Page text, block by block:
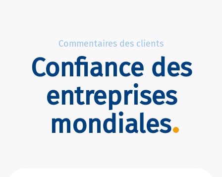
Commentaires des clients
Confiance des
entreprises
mondiales